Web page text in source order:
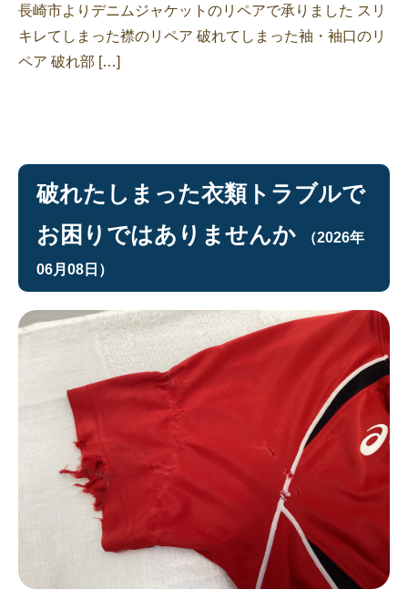
長崎市よりデニムジャケットのリペアで承りました スリ
キレてしまった襟のリペア 破れてしまった袖・袖口のリ
ペア 破れ部 […]
破れたしまった衣類トラブルで
お困りではありませんか
（2026年
06月08日）